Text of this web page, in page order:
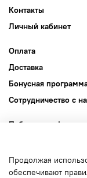
Контакты
Личный кабинет
Оплата
Доставка
Бонусная
Сотрудничество с
Публичная оферта
Политика
Политика
Продолжая
обеспечивают